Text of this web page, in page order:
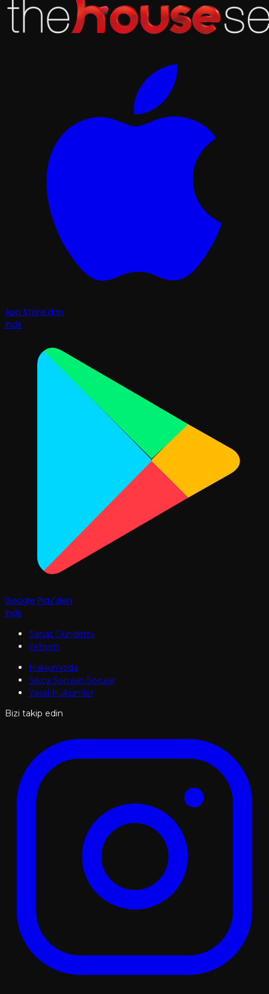
App Store'dan
İndir
Google Play'den
İndir
Sanat Gündemi
İletişim
Hakkımızda
Sıkça Sorulan Sorular
Yasal Hükümler
Bizi takip edin